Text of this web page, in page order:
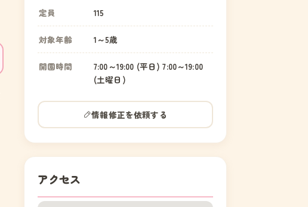
定員 115
対象年齢 1～5歳
開園時間
7:00～19:00 (平日) 7:00～19:00
(土曜日)
情報修正を依頼する
アクセス